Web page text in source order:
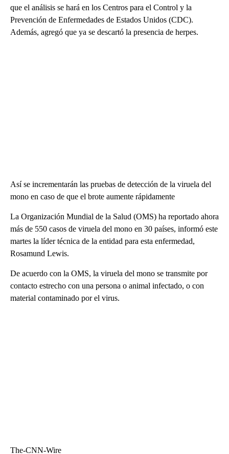
que el análisis se hará en los Centros para el Control y la
Prevención de Enfermedades de Estados Unidos (CDC).
Además, agregó que ya se descartó la presencia de herpes.
Así se incrementarán las pruebas de detección de la viruela del
mono en caso de que el brote aumente rápidamente
La Organización Mundial de la Salud (OMS) ha reportado ahora
más de 550 casos de viruela del mono en 30 países, informó este
martes la líder técnica de la entidad para esta enfermedad,
Rosamund Lewis.
De acuerdo con la OMS, la viruela del mono se transmite por
contacto estrecho con una persona o animal infectado, o con
material contaminado por el virus.
The-CNN-Wire